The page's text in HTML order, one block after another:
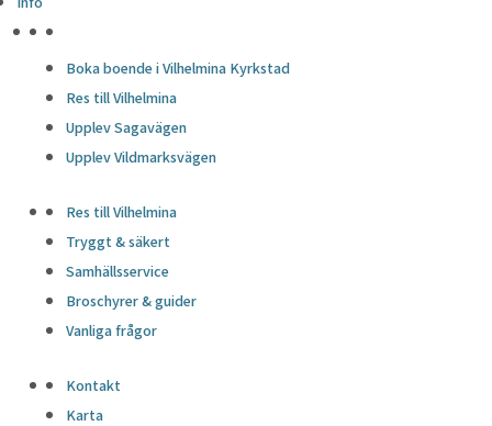
Boka boende i Vilhelmina Kyrkstad
Res till Vilhelmina
Upplev Sagavägen
Upplev Vildmarksvägen
Res till Vilhelmina
Tryggt & säkert
Samhällsservice
Broschyrer & guider
Vanliga frågor
Kontakt
Karta